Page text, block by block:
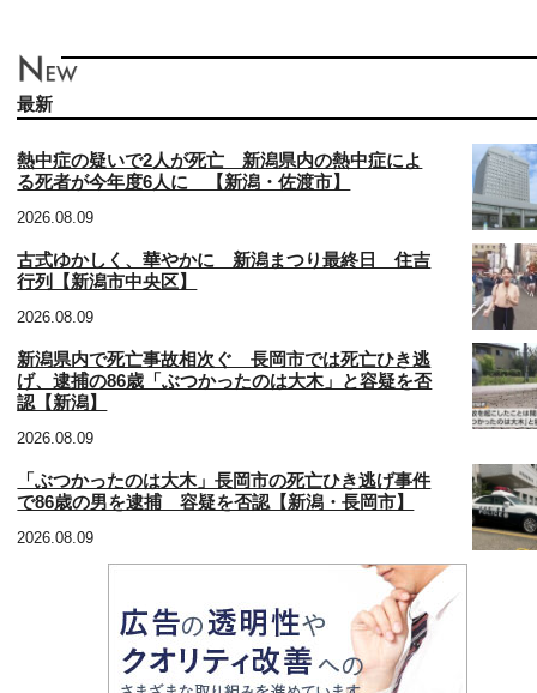
最新
熱中症の疑いで2人が死亡 新潟県内の熱中症によ
る死者が今年度6人に 【新潟・佐渡市】
2026.08.09
古式ゆかしく、華やかに 新潟まつり最終日 住吉
行列【新潟市中央区】
2026.08.09
新潟県内で死亡事故相次ぐ 長岡市では死亡ひき逃
げ、逮捕の86歳「ぶつかったのは大木」と容疑を否
認【新潟】
2026.08.09
「ぶつかったのは大木」長岡市の死亡ひき逃げ事件
で86歳の男を逮捕 容疑を否認【新潟・長岡市】
2026.08.09